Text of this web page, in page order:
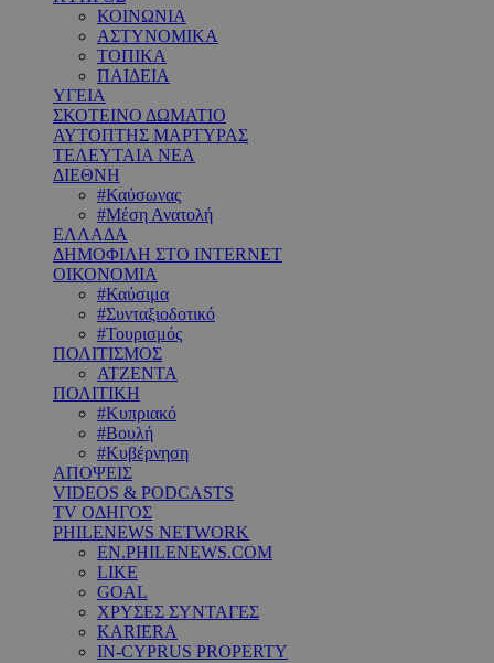
ΚΟΙΝΩΝΙΑ
ΑΣΤΥΝΟΜΙΚΑ
ΤΟΠΙΚΑ
ΠΑΙΔΕΙΑ
ΥΓΕΙΑ
ΣΚΟΤΕΙΝΟ ΔΩΜΑΤΙΟ
ΑΥΤΟΠΤΗΣ ΜΑΡΤΥΡΑΣ
ΤΕΛΕΥΤΑΙΑ ΝΕΑ
ΔΙΕΘΝΗ
#Καύσωνας
#Μέση Ανατολή
ΕΛΛΑΔΑ
ΔΗΜΟΦΙΛΗ ΣΤΟ INTERNET
ΟΙΚΟΝΟΜΙΑ
#Καύσιμα
#Συνταξιοδοτικό
#Τουρισμός
ΠΟΛΙΤΙΣΜΟΣ
ΑΤΖΕΝΤΑ
ΠΟΛΙΤΙΚΗ
#Κυπριακό
#Βουλή
#Κυβέρνηση
ΑΠΟΨΕΙΣ
VIDEOS & PODCASTS
TV ΟΔΗΓΟΣ
PHILENEWS NETWORK
EN.PHILENEWS.COM
LIKE
GOAL
ΧΡΥΣΕΣ ΣΥΝΤΑΓΕΣ
KARIERA
IN-CYPRUS PROPERTY